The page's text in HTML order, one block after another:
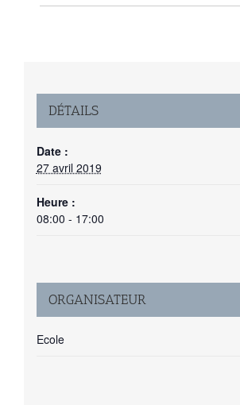
DÉTAILS
Date :
27 avril 2019
Heure :
08:00 - 17:00
ORGANISATEUR
Ecole